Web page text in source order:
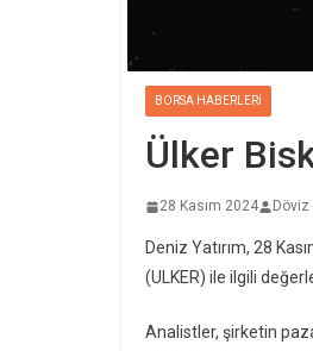
BORSA HABERLERI
Ülker
28 Kasım 2024 Döviz
Deniz Yatırım, 28
(ULKER) ile ilgili
Analistler, şirketin